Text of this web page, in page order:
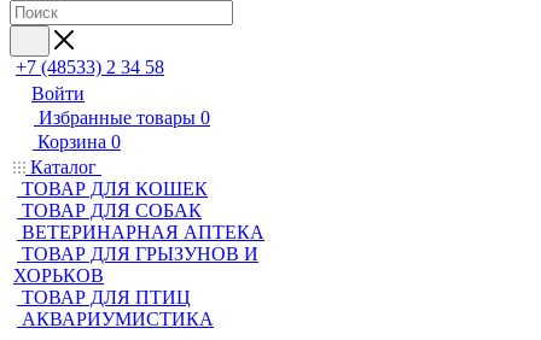
+7 (48533) 2 34 58
Войти
Избранные товары 0
Корзина 0
Каталог
ТОВАР ДЛЯ КОШЕК
ТОВАР ДЛЯ СОБАК
ВЕТЕРИНАРНАЯ АПТЕКА
ТОВАР ДЛЯ ГРЫЗУНОВ И
ХОРЬКОВ
ТОВАР ДЛЯ ПТИЦ
АКВАРИУМИСТИКА